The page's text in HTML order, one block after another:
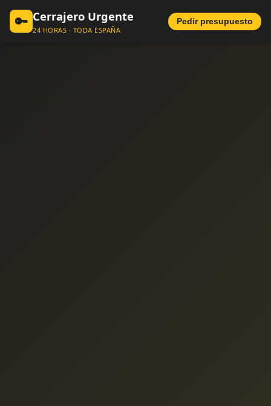
🔑 Cerrajero Urgente
24 HORAS · TODA ESPAÑA
Pedir presupuesto